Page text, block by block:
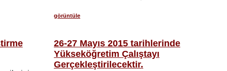
görüntüle
26-27 Mayıs 2015 tarihlerinde
Yükseköğretim Çalıştayı
Gerçekleştirilecektir.